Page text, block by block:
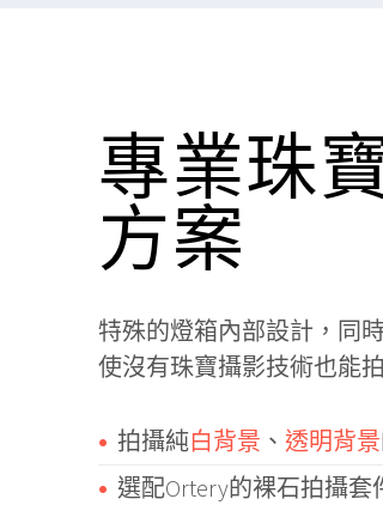
專業珠
方案
特殊的燈箱內部設計，同
使沒有珠寶攝影技術也能
拍攝純白背景 、 透明背景
選配Ortery的裸石拍攝